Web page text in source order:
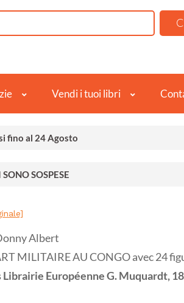
Vendi i tuoi libri
fino al 24 Agosto
SOSPESE
Albert
MILITAIRE AU CONGO avec 24
Librairie Européenne G. Muquardt,